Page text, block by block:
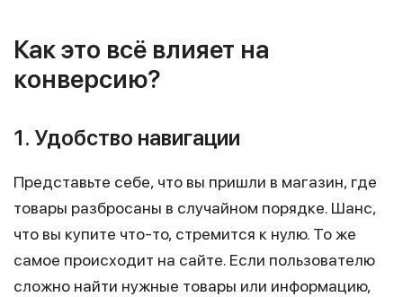
Как это всё влияет на
конверсию?
1. Удобство навигации
Представьте себе, что вы пришли в магазин, где
товары разбросаны в случайном порядке. Шанс,
что вы купите что-то, стремится к нулю. То же
самое происходит на сайте. Если пользователю
сложно найти нужные товары или информацию,